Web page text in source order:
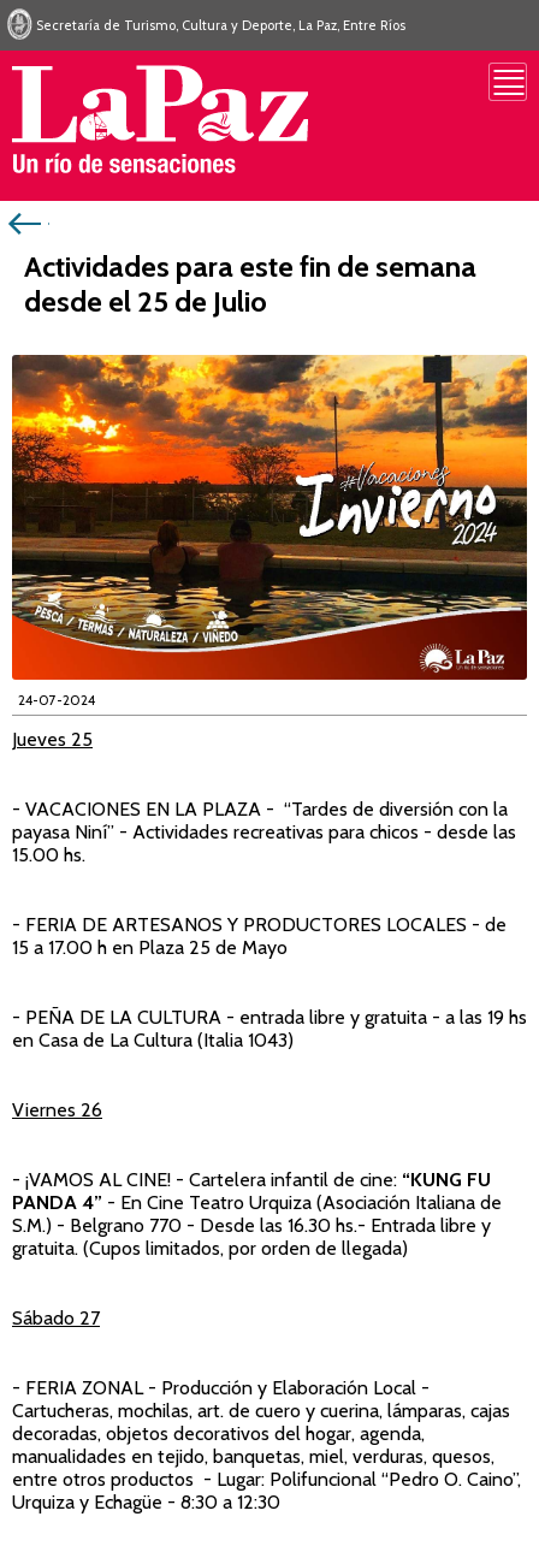
Secretaría de Turismo, Cultura y Deporte, La Paz, Entre Ríos
Actividades para este fin de semana
desde el 25 de Julio
24-07-2024
Jueves 25
- VACACIONES EN LA PLAZA - “Tardes de diversión con la
payasa Niní” - Actividades recreativas para chicos - desde las
15.00 hs.
- FERIA DE ARTESANOS Y PRODUCTORES LOCALES - de
15 a 17.00 h en Plaza 25 de Mayo
- PEÑA DE LA CULTURA - entrada libre y gratuita - a las 19 hs
en Casa de La Cultura (Italia 1043)
Viernes 26
- ¡VAMOS AL CINE! - Cartelera infantil de cine: “KUNG FU
PANDA 4” - En Cine Teatro Urquiza (Asociación Italiana de
S.M.) - Belgrano 770 - Desde las 16.30 hs.- Entrada libre y
gratuita. (Cupos limitados, por orden de llegada)
Sábado 27
- FERIA ZONAL - Producción y Elaboración Local -
Cartucheras, mochilas, art. de cuero y cuerina, lámparas, cajas
decoradas, objetos decorativos del hogar, agenda,
manualidades en tejido, banquetas, miel, verduras, quesos,
entre otros productos - Lugar: Polifuncional “Pedro O. Caino”,
Urquiza y Echagüe - 8:30 a 12:30